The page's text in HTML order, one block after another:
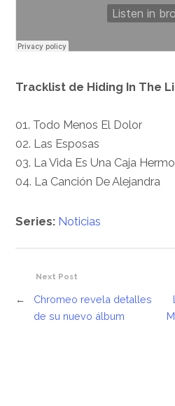
Tracklist de Hiding In The
01. Todo Menos El Dolor
02. Las Esposas
03. La Vida Es Una Caja
04. La Canción De Alejandra
Series: Noticias
Next Post
←
Chromeo revela detalles
de su nuevo álbum